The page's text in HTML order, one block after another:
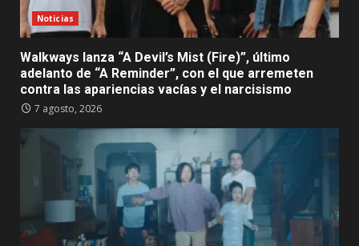
Noticias
Walkways lanza “A Devil’s Mist (Fire)”, último
adelanto de “A Reminder”, con el que arremeten
contra las apariencias vacías y el narcisismo
7 agosto, 2026